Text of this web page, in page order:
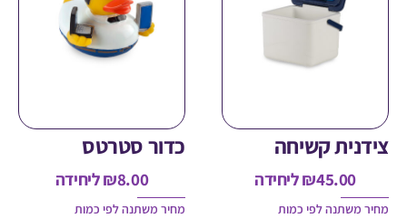
קשיחה
₪ליחידה
לפי כמות
כדור סטרטס
ליחידה
מחיר משתנה לפי כמות